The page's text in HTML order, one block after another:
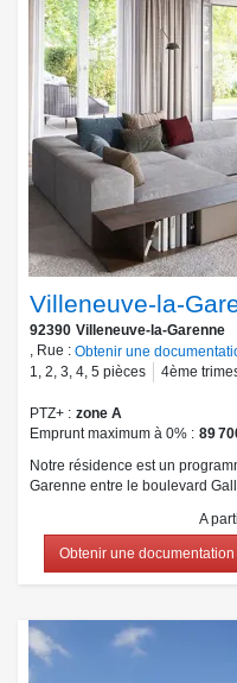
Villeneuve-la-
92390 Villeneuve-la-Garenne
, Rue : Obtenir une
1, 2, 3, 4, 5 pièces 4ème
PTZ+
zone A
Emprunt maximum à 0%
89
Notre résidence est un
Garenne entre le boulevard
A
Obtenir une